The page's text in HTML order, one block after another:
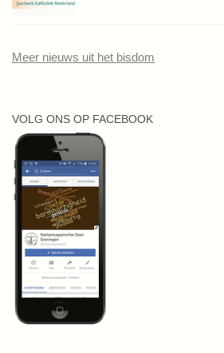
Meer nieuws uit het bisdom
VOLG ONS OP FACEBOOK